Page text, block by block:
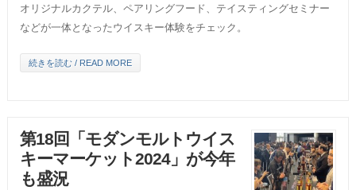
オリジナルカクテル、ペアリングフード、テイスティングセミナー
などが一体となったウイスキー体験をチェック。
続きを読む / READ MORE
第18回「モダンモルトウイス
キーマーケット2024」が今年
も盛況